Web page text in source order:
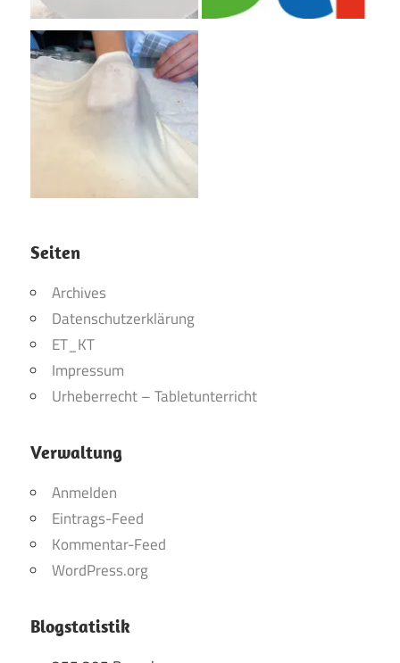
Seiten
Archives
Datenschutzerklärung
ET_KT
Impressum
Urheberrecht – Tabletunterricht
Verwaltung
Anmelden
Eintrags-Feed
Kommentar-Feed
WordPress.org
Blogstatistik